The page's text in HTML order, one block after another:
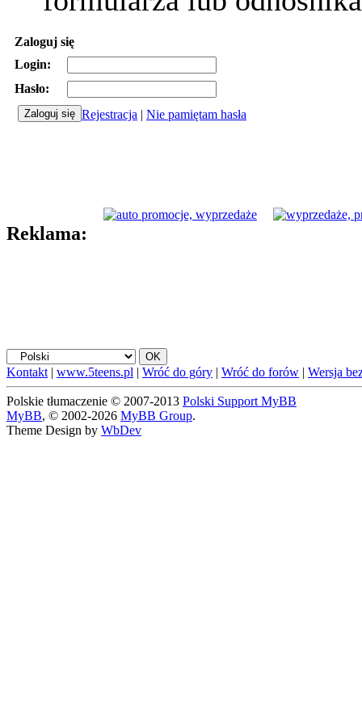
Zaloguj się
Login:
Hasło:
Rejestracja | Nie pamiętam hasła
Reklama:
Kontakt | www.5teens.pl | Wróć do góry | Wróć do forów | Wersja
Polskie tłumaczenie © 2007-2013 Polski Support MyBB
MyBB, © 2002-2026 MyBB Group.
Theme Design by WbDev